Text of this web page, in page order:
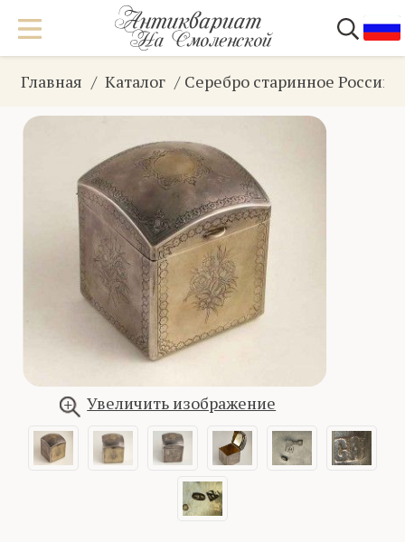
Главная Каталог Серебро старинное
Увеличить изображение